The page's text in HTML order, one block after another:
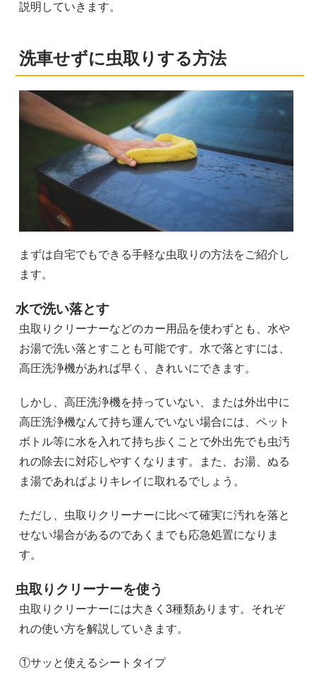
説明していきます。
洗車せずに虫取りする方法
まずは自宅でもできる手軽な虫取りの方法をご紹介し
ます。
水で洗い落とす
虫取りクリーナーなどのカー用品を使わずとも、水や
お湯で洗い落とすことも可能です。水で落とすには、
高圧洗浄機があれば早く、きれいにできます。
しかし、高圧洗浄機を持っていない、または外出中に
高圧洗浄機なんて持ち運んでいない場合には、ペット
ボトル等に水を入れて持ち歩くことで外出先でも虫汚
れの除去に対応しやすくなります。また、お湯、ぬる
ま湯であればよりキレイに取れるでしょう。
ただし、虫取りクリーナーに比べて確実に汚れを落と
せない場合があるのであくまでも応急処置になりま
す。
虫取りクリーナーを使う
虫取りクリーナーには大きく3種類あります。それぞ
れの使い方を解説していきます。
①サッと使えるシートタイプ